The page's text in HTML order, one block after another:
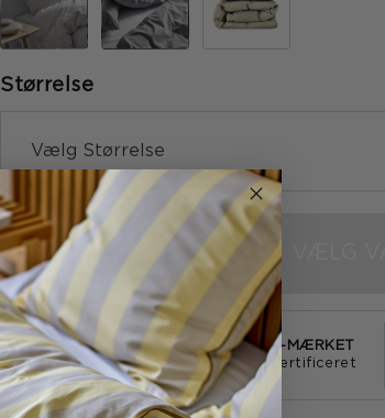
Størrelse
Vælg Størrelse
-
GRATIS FRAGT
over 499
E-MÆRKET
certificeret